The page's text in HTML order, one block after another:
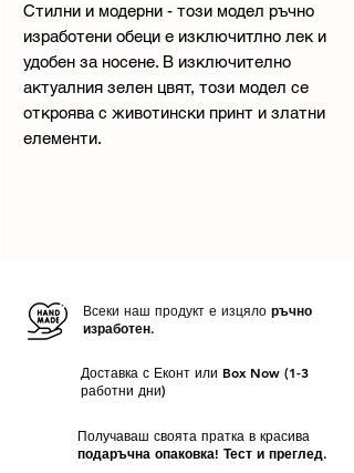
Стилни и модерни - този модел ръчно
изработени обеци е изключитлно лек и
удобен за носене. В изключително
актуалния зелен цвят, този модел се
откроява с животински принт и златни
елементи.
Всеки наш продукт е изцяло ръчно
изработен.
Доставка с Еконт или Box Now (1-3
работни дни)
Получаваш своята пратка в красива
подаръчна опаковка! Тест и преглед.